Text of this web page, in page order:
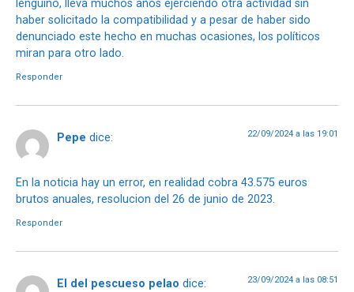
lengüino, lleva muchos años ejerciendo otra actividad sin
haber solicitado la compatibilidad y a pesar de haber sido
denunciado este hecho en muchas ocasiones, los políticos
miran para otro lado.
Responder
Pepe dice: 22/09/2024 a las 19:01
En la noticia hay un error, en realidad cobra 43.575 euros
brutos anuales, resolucion del 26 de junio de 2023.
Responder
El del pescueso pelao dice: 23/09/2024 a las 08:51